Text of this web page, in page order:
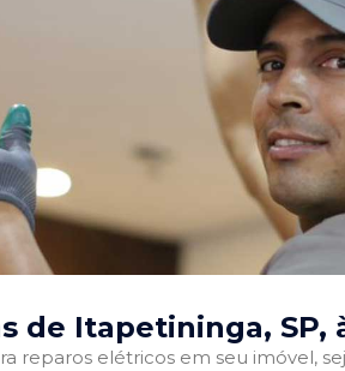
de Itapetininga, SP,
reparos elétricos em seu imóvel,